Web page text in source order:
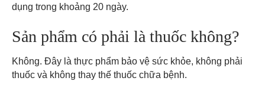
dụng trong khoảng 20 ngày.
Sản phẩm có phải là thuốc không?
Không. Đây là thực phẩm bảo vệ sức khỏe, không phải
thuốc và không thay thế thuốc chữa bệnh.